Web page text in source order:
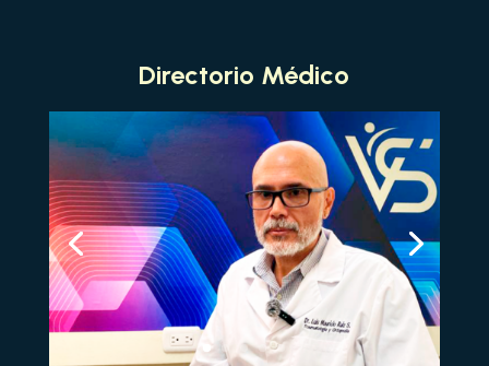
Directorio Médico